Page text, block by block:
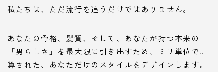
私たちは、ただ流行を追うだけではありません。
あなたの骨格、髪質、そして、あなたが持つ本来の
「男らしさ」を最大限に引き出すため、ミリ単位で計
算された、あなただけのスタイルをデザインします。